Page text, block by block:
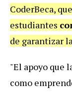
CoderBeca,
estudiantes
de garantizar
"El apoyo que
como